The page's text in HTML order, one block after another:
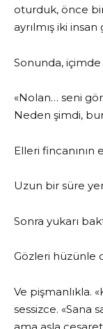
oturduk, önce
ayrılmış iki
Sonunda,
«Nolan… seni
Neden şimdi,
Elleri fincanının
Uzun bir süre
Sonra yukarı
Gözleri hüzünle
Ve pişmanlıkla.
sessizce. «Sana